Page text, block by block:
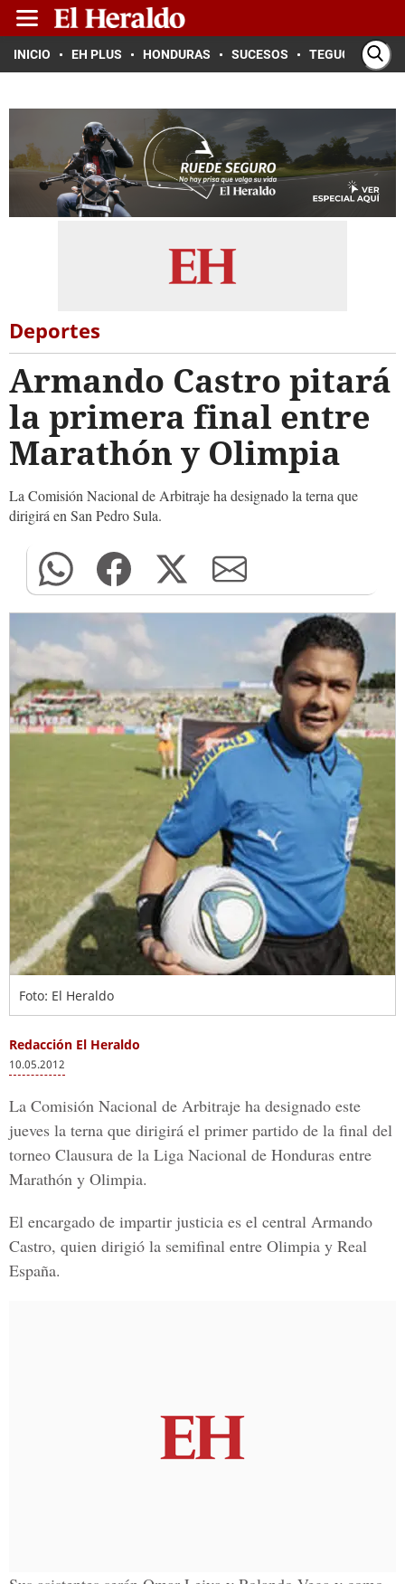
INICIO EH PLUS HONDURAS SUCESOS TEGUCIGALPA
Deportes
Armando Castro pitará
la primera final entre
Marathón y Olimpia
La Comisión Nacional de Arbitraje ha designado la terna que
dirigirá en San Pedro Sula.
Foto: El Heraldo
Redacción El Heraldo
10.05.2012
La Comisión Nacional de Arbitraje ha designado este
jueves la terna que dirigirá el primer partido de la final del
torneo Clausura de la Liga Nacional de Honduras entre
Marathón y Olimpia.
El encargado de impartir justicia es el central Armando
Castro, quien dirigió la semifinal entre Olimpia y Real
España.